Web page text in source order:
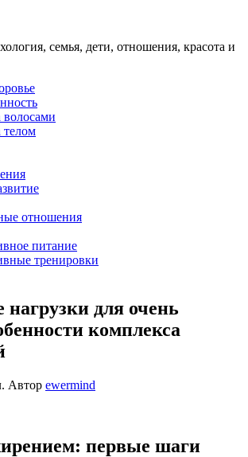
семья, дети, отношения, красота и
волосами
телом
отношения
питание
тренировки
для очень
комплекса
Автор ewermind
первые шаги